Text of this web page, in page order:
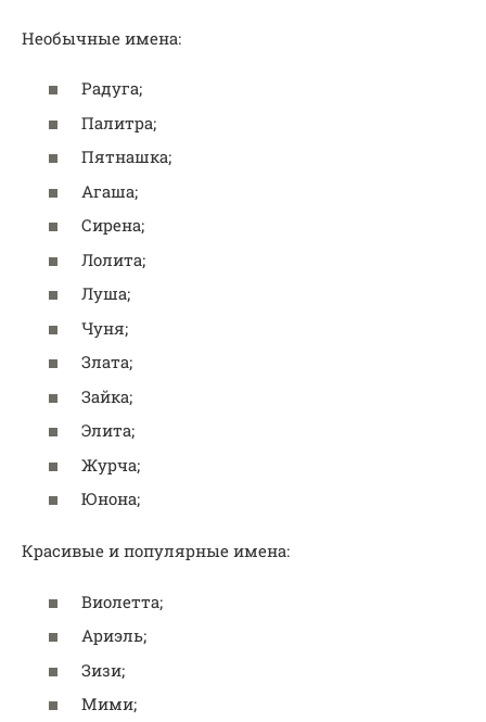
Необычные имена:
Радуга;
Палитра;
Пятнашка;
Агаша;
Сирена;
Лолита;
Луша;
Чуня;
Злата;
Зайка;
Элита;
Журча;
Юнона;
Красивые и популярные имена:
Виолетта;
Ариэль;
Зизи;
Мими;